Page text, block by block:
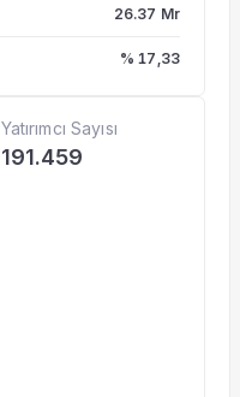
26.37 Mr
% 17,33
Yatırımcı Sayısı
191.459